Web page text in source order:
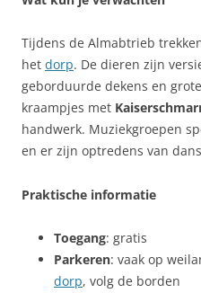
Tijdens de Almabtrieb
het dorp. De dieren zijn
geborduurde dekens en
kraampjes met
handwerk. Muziekgroepen
en er zijn optredens van
Praktische informatie
Toegang: gratis
Parkeren: vaak op
dorp, volg de borden